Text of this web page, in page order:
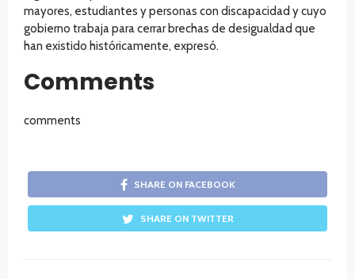
mayores, estudiantes y personas con discapacidad y cuyo
gobierno trabaja para cerrar brechas de desigualdad que
han existido históricamente, expresó.
Comments
comments
SHARE ON FACEBOOK
SHARE ON TWITTER